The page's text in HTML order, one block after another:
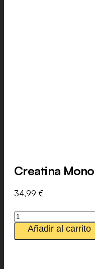
Creatina
34,99 €
Creatina
Monohidrato
Añadir al carrito